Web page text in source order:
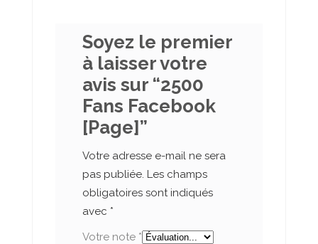
Soyez le premier
à laisser votre
avis sur “2500
Fans Facebook
[Page]”
Votre adresse e-mail ne sera
pas publiée. Les champs
obligatoires sont indiqués
avec *
Votre note *